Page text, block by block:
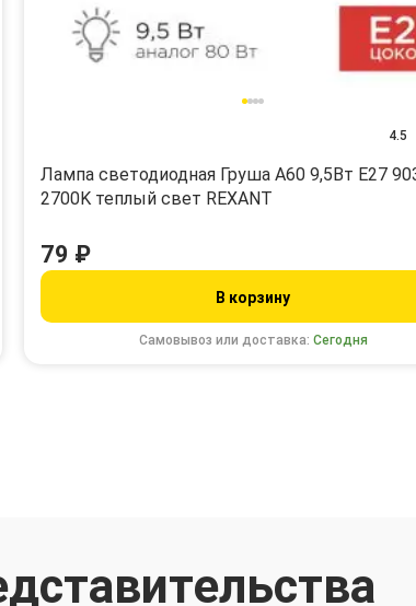
4.5
Лампа светодиодная Груша A60 9,5Вт E27
2700K теплый свет REXANT
Самовывоз или доставка: Сегодня
79 ₽
В корзину